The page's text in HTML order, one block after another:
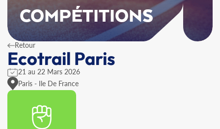
COMPÉTITIONS
Retour
Ecotrail Paris
21 au 22 Mars 2026
Paris - Ile De France